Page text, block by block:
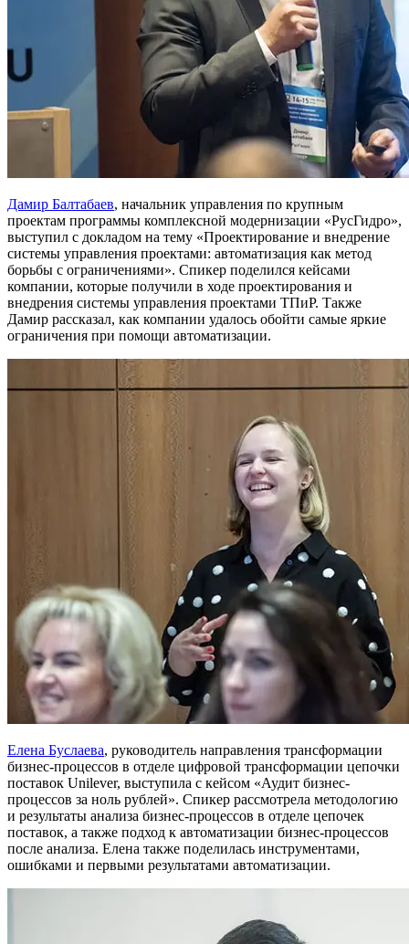
Дамир Балтабаев, начальник управления по крупным
проектам программы комплексной модернизации «РусГидро»,
выступил с докладом на тему «Проектирование и внедрение
системы управления проектами: автоматизация как метод
борьбы с ограничениями». Спикер поделился кейсами
компании, которые получили в ходе проектирования и
внедрения системы управления проектами ТПиР. Также
Дамир рассказал, как компании удалось обойти самые яркие
ограничения при помощи автоматизации.
Елена Буслаева, руководитель направления трансформации
бизнес-процессов в отделе цифровой трансформации цепочки
поставок Unilever, выступила с кейсом «Аудит бизнес-
процессов за ноль рублей». Спикер рассмотрела методологию
и результаты анализа бизнес-процессов в отделе цепочек
поставок, а также подход к автоматизации бизнес-процессов
после анализа. Елена также поделилась инструментами,
ошибками и первыми результатами автоматизации.